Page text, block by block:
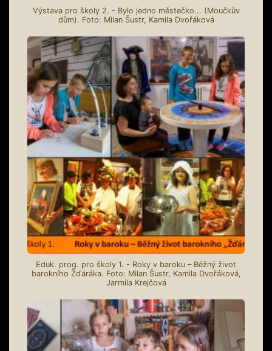
Výstava pro školy 2. - Bylo jedno městečko... (Moučkův
dům). Foto: Milan Šustr, Kamila Dvořáková
Eduk. prog. pro školy 1. - Roky v baroku – Běžný život
barokního Žďáráka. Foto: Milan Šustr, Kamila Dvořáková,
Jarmila Krejčová